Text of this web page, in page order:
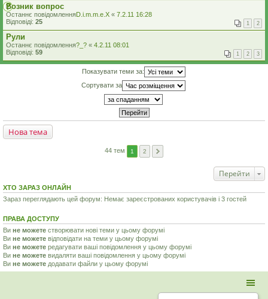
Возник вопрос
Останнє повідомленняD.i.m.m.e.X « 7.2.11 16:28
Відповіді: 25 1 2
Рули
Останнє повідомлення?_? « 4.2.11 08:01
Відповіді: 59 1 2 3
Показувати теми за:
Сортувати за
Нова тема
44 тем 1 2
Перейти
ХТО ЗАРАЗ ОНЛАЙН
Зараз переглядають цей форум: Немає зареєстрованих користувачів і 3 гостей
ПРАВА ДОСТУПУ
Ви не можете створювати нові теми у цьому форумі
Ви не можете відповідати на теми у цьому форумі
Ви не можете редагувати ваші повідомлення у цьому форумі
Ви не можете видаляти ваші повідомлення у цьому форумі
Ви не можете додавати файли у цьому форумі